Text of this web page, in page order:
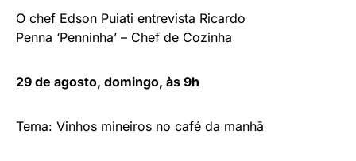
O chef Edson Puiati entrevista Ricardo
Penna ‘Penninha’ – Chef de Cozinha
29 de agosto, domingo, às 9h
Tema: Vinhos mineiros no café da manhã